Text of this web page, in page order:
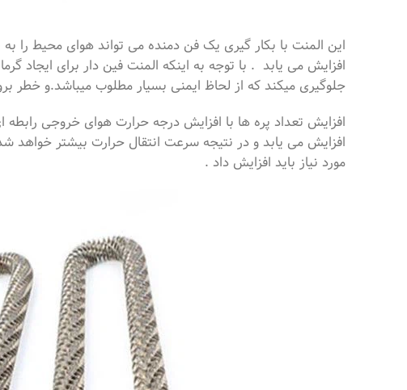
این المنت با بکار گیری یک فن دمنده می تواند هوای محیط
افزایش می یابد . با توجه به اینکه المنت فین دار برای ایجاد
جلوگیری میکند که از لحاظ ایمنی بسیار مطلوب میباشد.و خطر
افزایش تعداد پره ها با افزایش درجه حرارت هوای خروجی رابطه
افزایش می یابد و در نتیجه سرعت انتقال حرارت بیشتر خواهد
مورد نیاز باید افزایش داد .